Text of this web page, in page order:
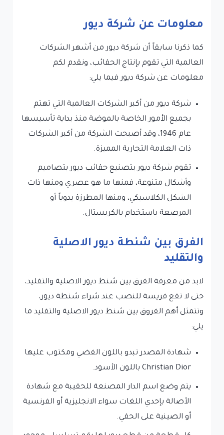
معلومات عن شركة ديور
كما ذكرنا سابقاً أن شركة ديور من أشهر الشركات
العالمية التي تقوم بإنتاج الحقائب، ونقدم لكم
معلومات عن شركة ديور فيما يلي:
شركة ديور من أكبر الشركات العالمية التي تهتم
بجميع الأمور الخاصة بالموضة منذ بداية تأسيسها
عام 1946، وقد أصبحت الشركة من أكبر الشركات
ذات العلامة التجارية المميزة.
تقوم شركة ديور بتصنيع حقائب ديور بتصاميم
وأشكال متنوعة، فمنها ما هو عصري ومنها ذات
الشكل الكلاسيكي، ومنها المطرزة يدوياً أو
المرصعة باستخدام بالكريستال.
الفرق بين شنطة ديور الاصلية
والتقليد
لابد من معرفة الفرق بين شنط ديور الاصلية والتقليد،
حتى لا تقع فريسة للنصب عند شراء شنطة ديور،
وتتمثل أهم الفروق بين شنط ديور الاصلية والتقليد ما
يلي:
شهادة المصدر تبدو باللون الفضي ومكتوب عليها
Christian Dior باللون الأسود.
يتم وضع اسم الدار المصنعة للحقيبة مع شهادة
الأصالة بإحدي اللغات سواء الانجليزية أو الفرنسية
أو الصينية على الحقي.